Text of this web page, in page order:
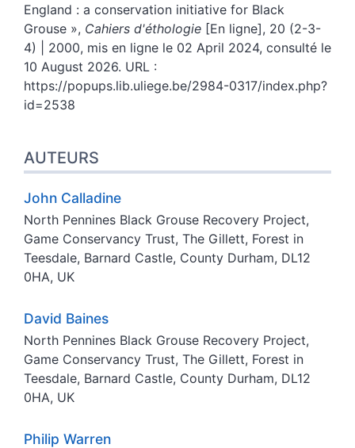
England : a conservation initiative for Black
Grouse », Cahiers d'éthologie [En ligne], 20 (2-3-
4) | 2000, mis en ligne le 02 April 2024, consulté le
10 August 2026. URL :
https://popups.lib.uliege.be/2984-0317/index.php?
id=2538
AUTEURS
John Calladine
North Pennines Black Grouse Recovery Project,
Game Conservancy Trust, The Gillett, Forest in
Teesdale, Barnard Castle, County Durham, DL12
0HA, UK
David Baines
North Pennines Black Grouse Recovery Project,
Game Conservancy Trust, The Gillett, Forest in
Teesdale, Barnard Castle, County Durham, DL12
0HA, UK
Philip Warren